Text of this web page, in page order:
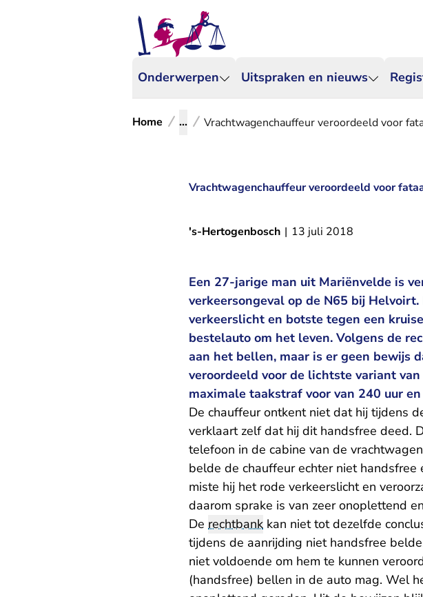
Onderwerpen Uitspraken en nieuws
Home ... Vrachtwagenchauffeur veroordeeld voor
Vrachtwagenchauffeur veroordeeld voor
's-Hertogenbosch | 13 juli 2018
Een 27-jarige man uit Mariënvelde is
verkeersongeval op de N65 bij
verkeerslicht en botste tegen een
bestelauto om het leven. Volgens de
aan het bellen, maar is er geen bewijs
veroordeeld voor de lichtste variant
maximale taakstraf voor van 240 uur
De chauffeur ontkent niet dat hij tijdens
verklaart zelf dat hij dit handsfree deed.
telefoon in de cabine van de
belde de chauffeur echter niet
miste hij het rode verkeerslicht en
daarom sprake is van zeer onoplettend
De rechtbank kan niet tot dezelfde
tijdens de aanrijding niet handsfree
niet voldoende om hem te kunnen
(handsfree) bellen in de auto mag. Wel